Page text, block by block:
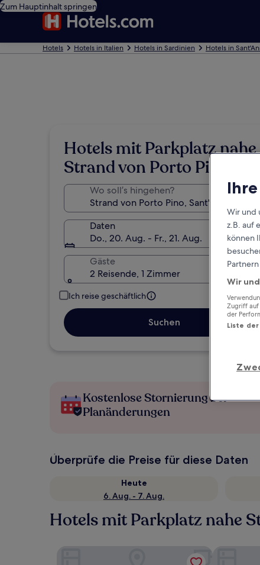
Zum Hauptinhalt springen
Hotels Hotels in Italien Hotels in Sardinien Hotels in
Hotels mit Parkplatz nahe
Strand von Porto Pino
Wo soll’s hingehen?
Daten
Do., 20. Aug. - Fr., 21. Aug.
Gäste
2 Reisende, 1 Zimmer
Ich reise geschäftlich
Suchen
Kostenlose Stornierung bei
Planänderungen
Überprüfe die Preise für diese Daten
Heute
6. Aug. - 7. Aug.
Hotels mit Parkplatz nahe
Wir und
z.B. auf
können
Wir
Zugriff auf
der
Liste